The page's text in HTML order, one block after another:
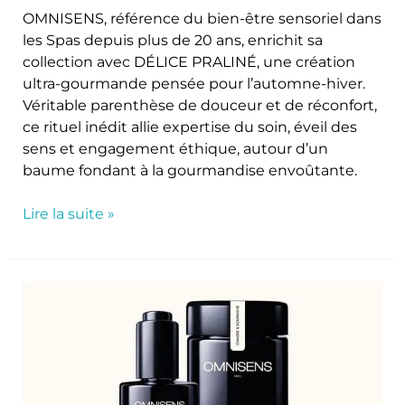
OMNISENS, référence du bien-être sensoriel dans
les Spas depuis plus de 20 ans, enrichit sa
collection avec DÉLICE PRALINÉ, une création
ultra-gourmande pensée pour l’automne-hiver.
Véritable parenthèse de douceur et de réconfort,
ce rituel inédit allie expertise du soin, éveil des
sens et engagement éthique, autour d’un
baume fondant à la gourmandise envoûtante.
Lire la suite »